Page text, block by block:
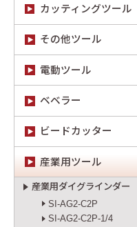
カッティングツール
その他ツール
電動ツール
ベベラー
ビードカッター
産業用ツール
産業用ダイグラインダー
SI-AG2-C2P
SI-AG2-C2P-1/4